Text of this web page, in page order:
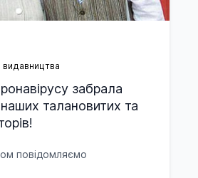
видавництва
забрала
талановитих та
повідомляємо